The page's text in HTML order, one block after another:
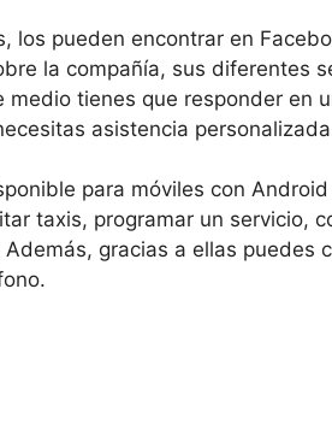
los pueden encontrar en
la compañía, sus diferentes
tienes que responder en
asistencia
para móviles con
taxis, programar un servicio,
gracias a ellas puedes